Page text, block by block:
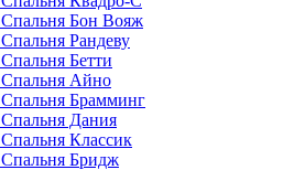
Спальня Бон Вояж
Спальня Рандеву
Спальня Бетти
Спальня Айно
Спальня Брамминг
Спальня Дания
Спальня Классик
Спальня Бридж